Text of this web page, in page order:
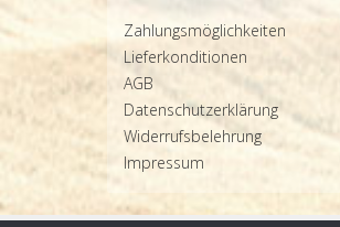
Zahlungsmöglichkeiten
Lieferkonditionen
AGB
Datenschutzerklärung
Widerrufsbelehrung
Impressum